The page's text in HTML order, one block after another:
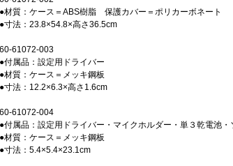
●材質：ケース＝ABS樹脂 保護カバー＝ポリカーボネート
●寸法：23.8×54.8×高さ36.5cm
60-61072-003
●付属品：設定用ドライバー
●材質：ケース＝メッキ鋼板
●寸法：12.2×6.3×高さ1.6cm
60-61072-004
●付属品：設定用ドライバー・マイクホルダー・単３乾電池・
●材質：ケース＝メッキ鋼板
●寸法：5.4×5.4×23.1cm